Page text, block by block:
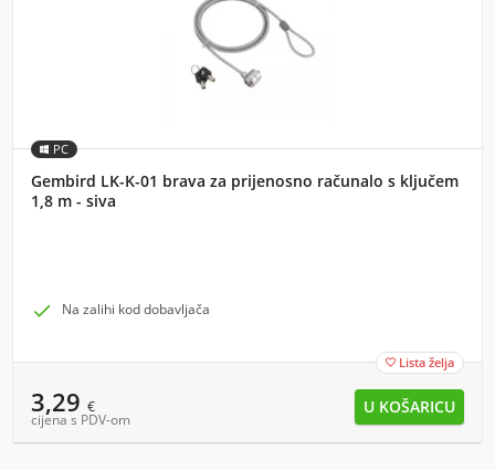
PC
Gembird LK-K-01 brava za prijenosno računalo s ključem
1,8 m - siva
 Na zalihi kod dobavljača
 Lista želja
3,29 €
cijena s PDV-om